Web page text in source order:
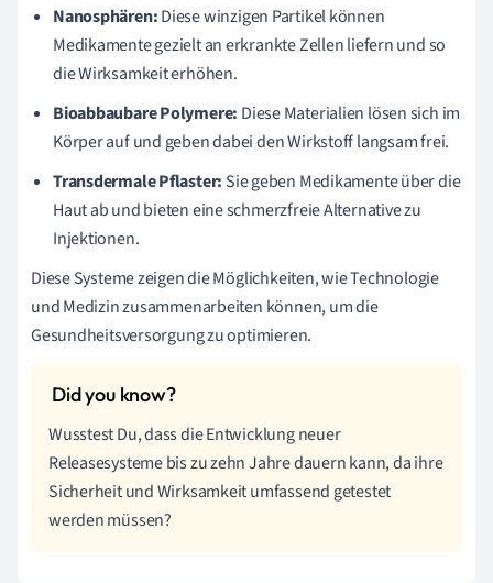
Nanosphären:Diese winzigen Partikel können
Medikamente gezielt an erkrankte Zellen liefern und so
die Wirksamkeit erhöhen.
Bioabbaubare Polymere: Diese Materialien lösen sich im
Körper auf und geben dabei den Wirkstoff langsam frei.
Transdermale Pflaster: Sie geben Medikamente über die
Haut ab und bieten eine schmerzfreie Alternative zu
Injektionen.
Diese Systeme zeigen die Möglichkeiten, wie Technologie
und Medizin zusammenarbeiten können, um die
Gesundheitsversorgung zu optimieren.
Wusstest Du, dass die Entwicklung neuer
Releasesysteme bis zu zehn Jahre dauern kann, da ihre
Sicherheit und Wirksamkeit umfassend getestet
werden müssen?